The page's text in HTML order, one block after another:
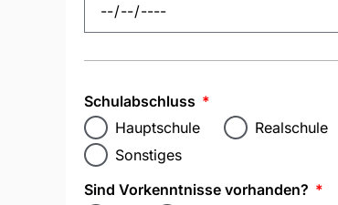
Schulabschluss
Hauptschule
Realschule
Sonstiges
Sind Vorkenntnisse vorhanden?